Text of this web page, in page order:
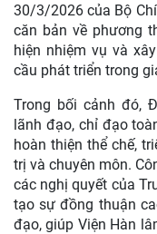
30/3/2026 của Bộ
căn bản về phương
hiện nhiệm vụ và
cầu phát triển trong
Trong bối cảnh đó,
lãnh đạo, chỉ đạo
hoàn thiện thể chế,
trị và chuyên môn.
các nghị quyết của
tạo sự đồng thuận
đạo, giúp Viện Hàn